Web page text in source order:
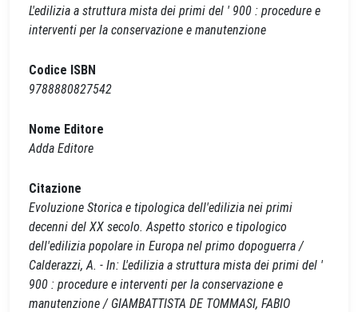
L'edilizia a struttura mista dei primi del ' 900 : procedure e
interventi per la conservazione e manutenzione
Codice ISBN
9788880827542
Nome Editore
Adda Editore
Citazione
Evoluzione Storica e tipologica dell'edilizia nei primi
decenni del XX secolo. Aspetto storico e tipologico
dell'edilizia popolare in Europa nel primo dopoguerra /
Calderazzi, A. - In: L'edilizia a struttura mista dei primi del '
900 : procedure e interventi per la conservazione e
manutenzione / GIAMBATTISTA DE TOMMASI, FABIO